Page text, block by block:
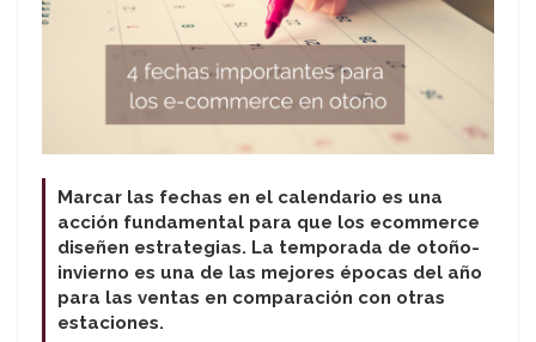
Marcar las fechas en el calendario es una
acción fundamental para que los ecommerce
diseñen estrategias. La temporada de otoño-
invierno es una de las mejores épocas del año
para las ventas en comparación con otras
estaciones.